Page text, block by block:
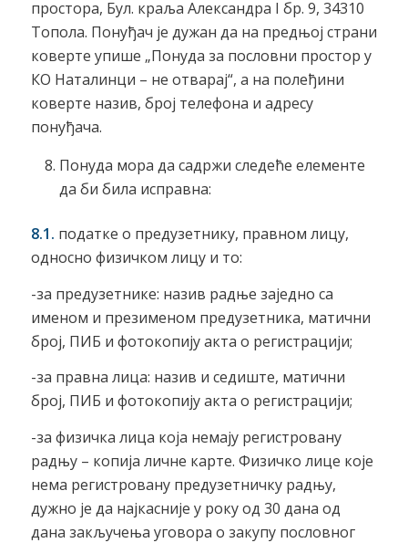
простора, Бул. краља Александра I бр. 9, 34310
Топола. Понуђач је дужан да на предњој страни
коверте упише „Понуда за пословни простор у
КО Наталинци – не отварај“, а на полеђини
коверте назив, број телефона и адресу
понуђача.
Понуда мора да садржи следеће елементе
да би била исправна:
8.1. податке о предузетнику, правном лицу,
односно физичком лицу и то:
-за предузетнике: назив радње заједно са
именом и презименом предузетника, матични
број, ПИБ и фотокопију акта о регистрацији;
-за правна лица: назив и седиште, матични
број, ПИБ и фотокопију акта о регистрацији;
-за физичка лица која немају регистровану
радњу – копија личне карте. Физичко лице које
нема регистровану предузетничку радњу,
дужно је да најкасније у року од 30 дана од
дана закључења уговора о закупу пословног